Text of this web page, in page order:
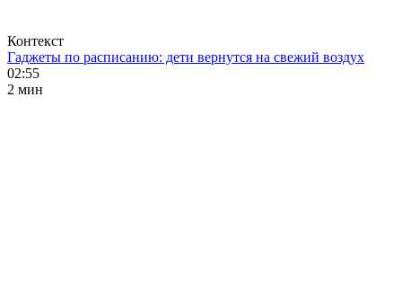
Контекст
Гаджеты по расписанию: дети вернутся на свежий воздух
02:55
2 мин